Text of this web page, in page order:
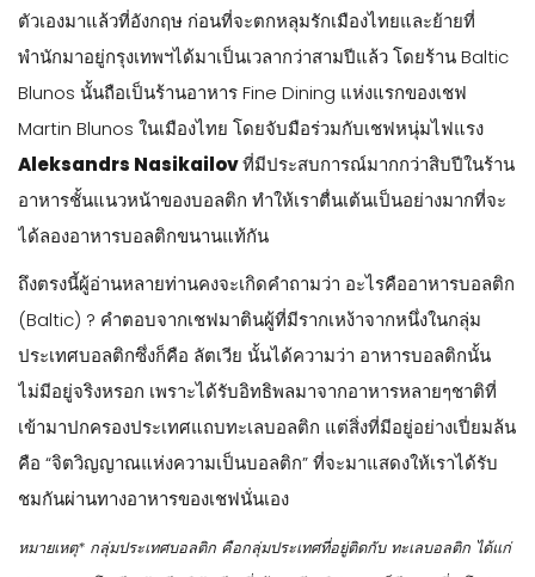
ตัวเองมาแล้วที่อังกฤษ ก่อนที่จะตกหลุมรักเมืองไทยและย้ายที่
พำนักมาอยู่กรุงเทพฯได้มาเป็นเวลากว่าสามปีแล้ว โดยร้าน Baltic
Blunos นั้นถือเป็นร้านอาหาร Fine Dining แห่งแรกของเชฟ
Martin Blunos ในเมืองไทย โดยจับมือร่วมกับเชฟหนุ่มไฟแรง
Aleksandrs Nasikailovที่มีประสบการณ์มากกว่าสิบปีในร้าน
อาหารชั้นแนวหน้าของบอลติก ทำให้เราตื่นเต้นเป็นอย่างมากที่จะ
ได้ลองอาหารบอลติกขนานแท้กัน
ถึงตรงนี้ผู้อ่านหลายท่านคงจะเกิดคำถามว่า อะไรคืออาหารบอลติก
(Baltic) ? คำตอบจากเชฟมาตินผู้ที่มีรากเหง้าจากหนึ่งในกลุ่ม
ประเทศบอลติกซึ่งก็คือ ลัตเวีย นั้นได้ความว่า อาหารบอลติกนั้น
ไม่มีอยู่จริงหรอก เพราะได้รับอิทธิพลมาจากอาหารหลายๆชาติที่
เข้ามาปกครองประเทศแถบทะเลบอลติก แต่สิ่งที่มีอยู่อย่างเปี่ยมล้น
คือ “จิตวิญญาณแห่งความเป็นบอลติก” ที่จะมาแสดงให้เราได้รับ
ชมกันผ่านทางอาหารของเชฟนั่นเอง
หมายเหตุ* กลุ่มประเทศบอลติก คือกลุ่มประเทศที่อยู่ติดกับ ทะเลบอลติก ได้แก่